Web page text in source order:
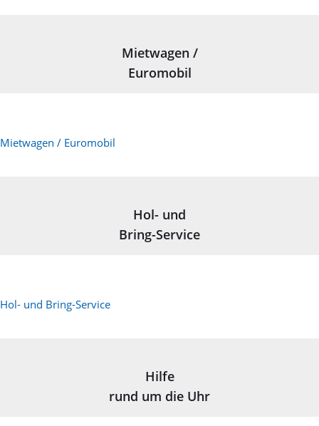
Mietwagen /
Euromobil
Mietwagen / Euromobil
Hol- und
Bring-Service
Hol- und Bring-Service
Hilfe
rund um die Uhr